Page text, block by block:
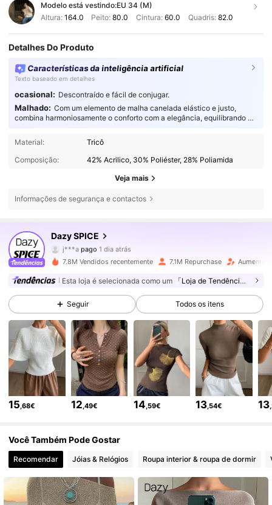
Modelo está vestindo:EU 34 (M)
Altura: 164.0 Peito:80.0 Cintura: 60.0 Quadris: 82.0
Detalhes Do Produto
Características da inteligência artificial
Texto baseado em detalhes
ocasional: Descontraído e fácil de conjugar.
Malhado: Com um elemento de malha canelada elástico e justo,
combina harmoniosamente o conforto com a elegância, equilibrando na
Material:
Tricô
Composição:
42% Acrilico, 30% Poliéster, 28% Poliamida
Veja mais
Informações de segurança e contactos
Dazy SPICE
4,84
2M Seguidores
j***a pago 1 dia atrás
k***3seguiu
4,84 2M Seguidores
4,84 2M Seguidores
4,84 2M Seguidores
4,84 2M Seguidores
4,84 2M Seguidores
7.8M Vendidos recentemente 7.1M Repurchase Aumento
Esta loja é selecionada como um 「Loja de Tendências」
Seguir Todos os itens
15,68€ 12,49€ 14,59€ 13,54€ 13
Você Também Pode Gostar
Recomendar Jóias & Relógios Roupa interior & roupa de dormir